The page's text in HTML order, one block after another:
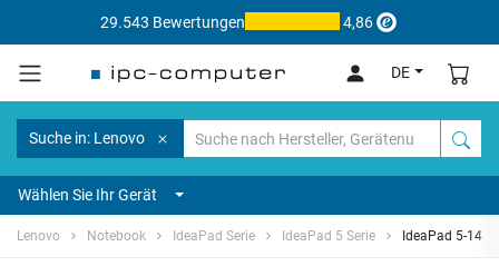
29.543 Bewertungen 4,86
DE
Suche in: Lenovo
Wählen Sie Ihr Gerät
Lenovo Notebook IdeaPad Serie IdeaPad 5 Serie IdeaPad 5-